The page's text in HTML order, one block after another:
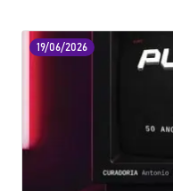
19/06/2026